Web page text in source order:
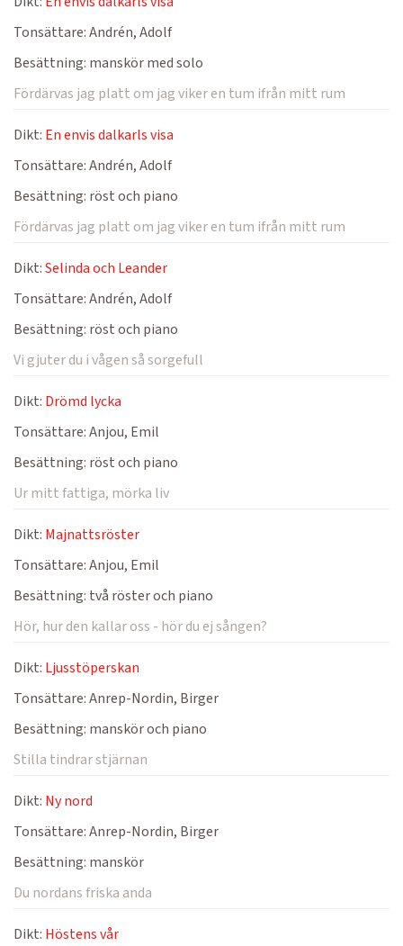
Tonsättare:Andrén, Adolf
Besättning: manskör med solo
Fördärvas jag platt om jag viker en tum ifrån mitt rum
Dikt: En envis dalkarls visa
Tonsättare:Andrén, Adolf
Besättning: röst och piano
Fördärvas jag platt om jag viker en tum ifrån mitt rum
Dikt:Selinda och Leander
Tonsättare:Andrén, Adolf
Besättning: röst och piano
Vi gjuter du i vågen så sorgefull
Dikt: Drömd lycka
Tonsättare:Anjou, Emil
Besättning: röst och piano
Ur mitt fattiga, mörka liv
Dikt: Majnattsröster
Tonsättare:Anjou, Emil
Besättning: två röster och piano
Hör, hur den kallar oss - hör du ej sången?
Dikt: Ljusstöperskan
Tonsättare:Anrep-Nordin, Birger
Besättning: manskör och piano
Stilla tindrar stjärnan
Dikt: Ny nord
Tonsättare:Anrep-Nordin, Birger
Besättning: manskör
Du nordans friska anda
Dikt: Höstens vår